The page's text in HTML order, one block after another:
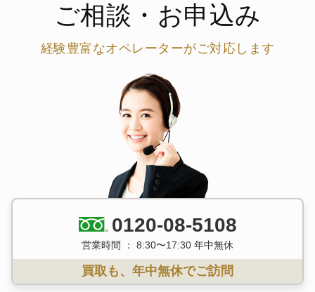
ご相談・お申込み
経験豊富なオペレーターがご対応します
0120-08-5108
営業時間 ： 8:30〜17:30 年中無休
買取も、年中無休でご訪問